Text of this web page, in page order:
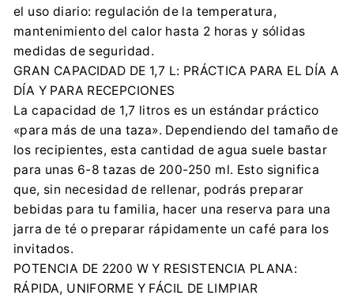
el uso diario: regulación de la temperatura,
mantenimiento del calor hasta 2 horas y sólidas
medidas de seguridad.
GRAN CAPACIDAD DE 1,7 L: PRÁCTICA PARA EL DÍA A
DÍA Y PARA RECEPCIONES
La capacidad de 1,7 litros es un estándar práctico
«para más de una taza». Dependiendo del tamaño de
los recipientes, esta cantidad de agua suele bastar
para unas 6-8 tazas de 200-250 ml. Esto significa
que, sin necesidad de rellenar, podrás preparar
bebidas para tu familia, hacer una reserva para una
jarra de té o preparar rápidamente un café para los
invitados.
POTENCIA DE 2200 W Y RESISTENCIA PLANA:
RÁPIDA, UNIFORME Y FÁCIL DE LIMPIAR